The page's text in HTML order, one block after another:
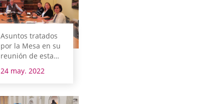
Asuntos tratados
por la Mesa en su
reunión de esta
24 may. 2022